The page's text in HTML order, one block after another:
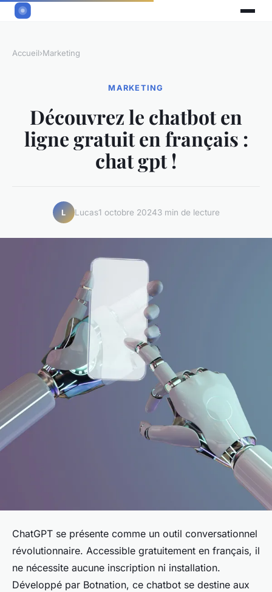
Accueil›Marketing
MARKETING
Découvrez le chatbot en
ligne gratuit en français :
chat gpt !
L Lucas1 octobre 20243 min de lecture
ChatGPT se présente comme un outil conversationnel
révolutionnaire. Accessible gratuitement en français, il
ne nécessite aucune inscription ni installation.
Développé par Botnation, ce chatbot se destine aux